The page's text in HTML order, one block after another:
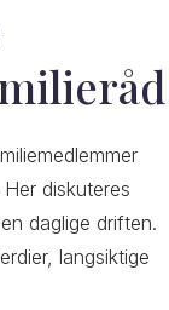
diskuteres
daglige driften.
langsiktige